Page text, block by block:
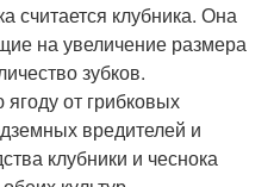
считается клубника. Она
на увеличение размера
зубков.
от грибковых
вредителей и
клубники и чеснока